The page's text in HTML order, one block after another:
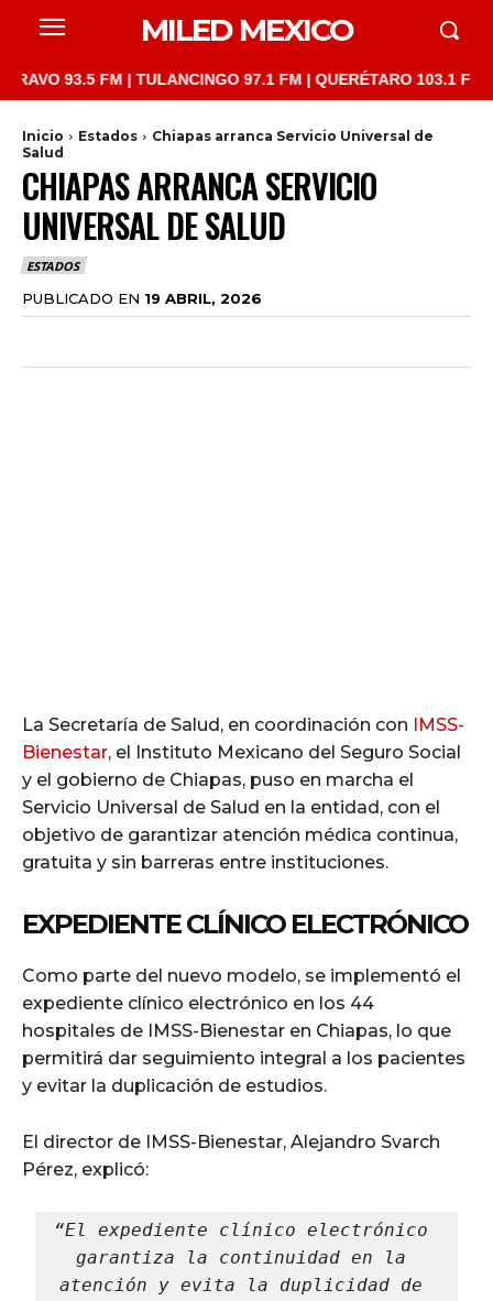
MILED MEXICO
93.5 FM | TULANCINGO 97.1 FM | QUERÉTARO 103.1 FM |
Inicio Estados
Chiapas arranca Servicio Universal de
Salud
CHIAPAS ARRANCA SERVICIO
UNIVERSAL DE SALUD
ESTADOS
PUBLICADO EN 19 ABRIL, 2026
La Secretaría de Salud, en coordinación con
IMSS-
Bienestar, el Instituto Mexicano del Seguro Social
y el gobierno de Chiapas, puso en marcha el
Servicio Universal de Salud en la entidad, con el
objetivo de garantizar atención médica continua,
gratuita y sin barreras entre instituciones.
EXPEDIENTE CLÍNICO ELECTRÓNICO
Como parte del nuevo modelo, se implementó el
expediente clínico electrónico en los 44
hospitales de IMSS-Bienestar en Chiapas, lo que
permitirá dar seguimiento integral a los pacientes
y evitar la duplicación de estudios.
El director de IMSS-Bienestar, Alejandro Svarch
Pérez, explicó:
“El expediente clínico electrónico
garantiza la continuidad en la
atención y evita la duplicidad de